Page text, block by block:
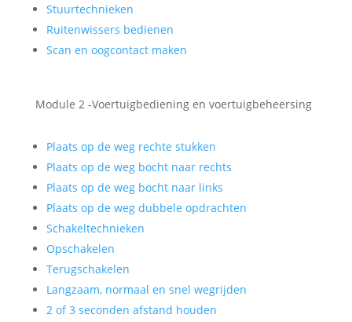
Stuurtechnieken
Ruitenwissers bedienen
Scan en oogcontact maken
Module 2 -Voertuigbediening en voertuigbeheersing
Plaats op de weg rechte stukken
Plaats op de weg bocht naar rechts
Plaats op de weg bocht naar links
Plaats op de weg dubbele opdrachten
Schakeltechnieken
Opschakelen
Terugschakelen
Langzaam, normaal en snel wegrijden
2 of 3 seconden afstand houden